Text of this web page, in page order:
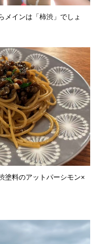
メインは「柿渋」でしょ
塗料のアットパーシモン×